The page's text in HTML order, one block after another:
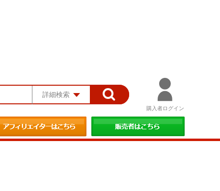
詳細検索
購入者ログイン